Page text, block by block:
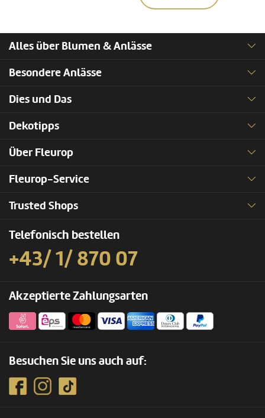
Alles über Blumen & Anlässe
Besondere Anlässe
Dies und Das
Dekotipps
Über Fleurop
Fleurop-Service
Trusted Shops
Telefonisch bestellen
+43/ 1/ 870 07
Akzeptierte Zahlungsarten
Besuchen Sie uns auch auf: